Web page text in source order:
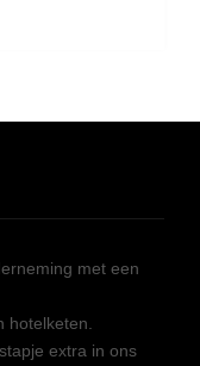
met een
hotelketen.
extra in ons